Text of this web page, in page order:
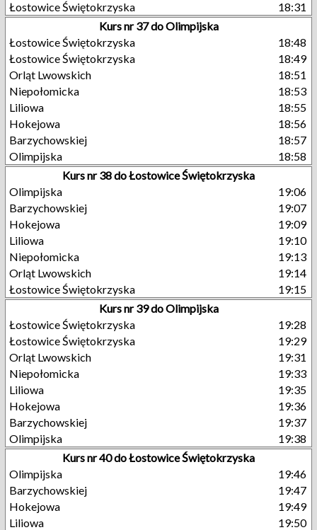
Łostowice Świętokrzyska
18:31
Kurs nr 37 do Olimpijska
Łostowice Świętokrzyska
18:48
Łostowice Świętokrzyska
18:49
Orląt Lwowskich
18:51
Niepołomicka
18:53
Liliowa
18:55
Hokejowa
18:56
Barzychowskiej
18:57
Olimpijska
18:58
Kurs nr 38 do Łostowice Świętokrzyska
Olimpijska
19:06
Barzychowskiej
19:07
Hokejowa
19:09
Liliowa
19:10
Niepołomicka
19:13
Orląt Lwowskich
19:14
Łostowice Świętokrzyska
19:15
Kurs nr 39 do Olimpijska
Łostowice Świętokrzyska
19:28
Łostowice Świętokrzyska
19:29
Orląt Lwowskich
19:31
Niepołomicka
19:33
Liliowa
19:35
Hokejowa
19:36
Barzychowskiej
19:37
Olimpijska
19:38
Kurs nr 40 do Łostowice Świętokrzyska
Olimpijska
19:46
Barzychowskiej
19:47
Hokejowa
19:49
Liliowa
19:50